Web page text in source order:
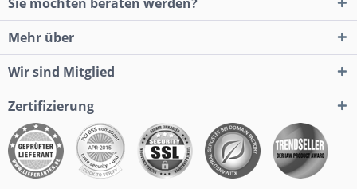
Mehr über
Wir sind Mitglied
Zertifizierung